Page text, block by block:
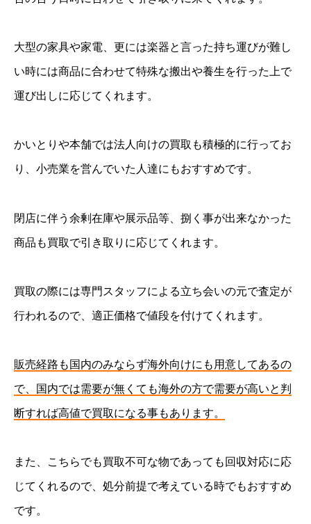
大型の家具や家電、更には楽器と言った持ち運びが難し
い時には商品に合わせて特殊な搬出や養生を行った上で
運び出しに応じてくれます。
かいとりや本舗では法人向けの買取も積極的に行ってお
り、小売業を営んでいた人達にもおすすめです。
閉店に伴う余剰在庫や展示品等、捌く事が出来なかった
商品も買取で引き取りに応じてくれます。
買取の際には専門スタッフによる立ち会いの元で査定が
行われるので、適正価格で値段を付けてくれます。
販売経路も国内のみならず海外向けにも用意してあるの
で、国内では需要が無くても海外の方で需要が高いと判
断すれば高値で買取になる事もあります。
また、こちらでも買取不可な物であっても回収対応に応
じてくれるので、処分前提で考えている時でもおすすめ
です。